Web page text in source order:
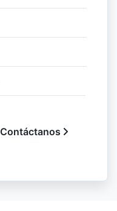
Contáctanos